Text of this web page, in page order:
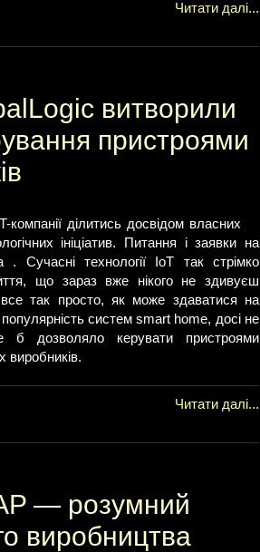
Читати далі...
витворили
пристроями
ділитись досвідом власних
ініціатив. Питання і заявки на
. Сучасні технології IoT так стрімко
що зараз вже нікого не здивуєш
так просто, як може здаватися на
систем smart home, досі не
б дозволяло керувати пристроями
виробників.
Читати далі...
— розумний
виробництва